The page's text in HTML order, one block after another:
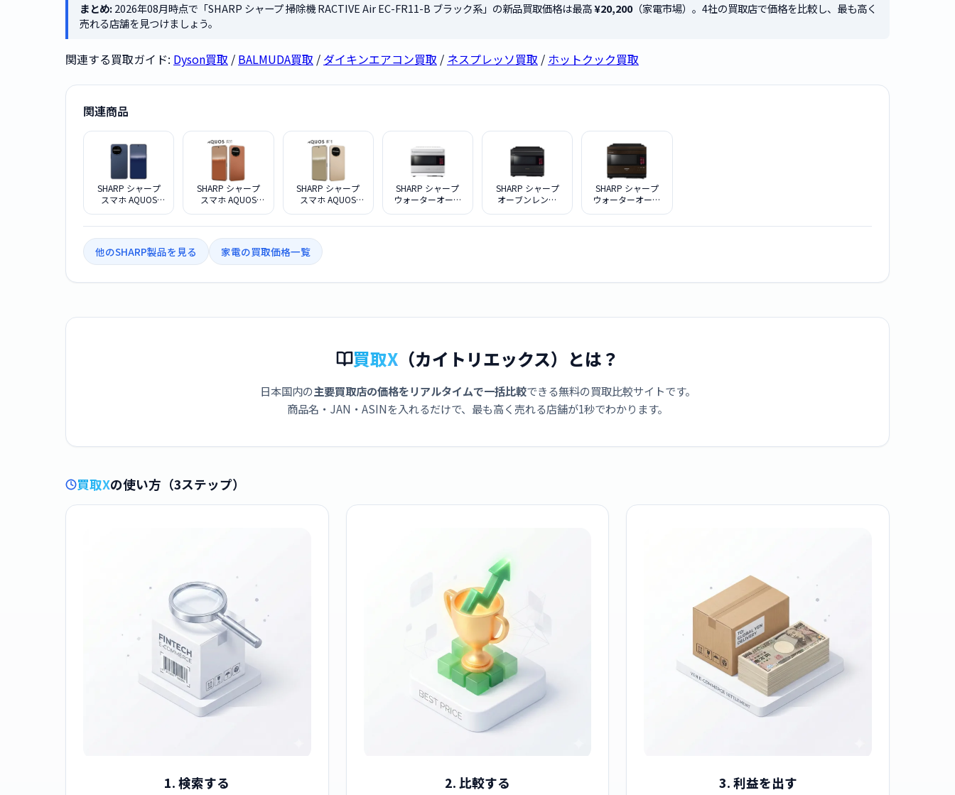
まとめ:2026年08月時点で「SHARP シャープ 掃除機 RACTIVE Air EC-FR11-B ブラック系」の新品買取価格は最高¥20,200（家電市場）。4社の買取店で価格を比較し、最も高く
売れる店舗を見つけましょう。
関連する買取ガイド: Dyson買取 / BALMUDA買取 / ダイキンエアコン買取 / ネスプレッソ買取 / ホットクック買取
関連商品
SHARP シャープ
スマホ AQUOS
SHARP シャープ
スマホ AQUOS
SHARP シャープ
スマホ AQUOS
SHARP シャープ
ウォーターオーブ
SHARP シャープ
オーブンレンジ
SHARP シャープ
ウォーターオーブ
他のSHARP製品を見る 家電の買取価格一覧
買取X （カイトリエックス）とは？
日本国内の主要買取店の価格をリアルタイムで一括比較できる無料の買取比較サイトです。
商品名・JAN・ASINを入れるだけで、最も高く売れる店舗が1秒でわかります。
買取Xの使い方（3ステップ）
1. 検索する 2. 比較する 3. 利益を出す